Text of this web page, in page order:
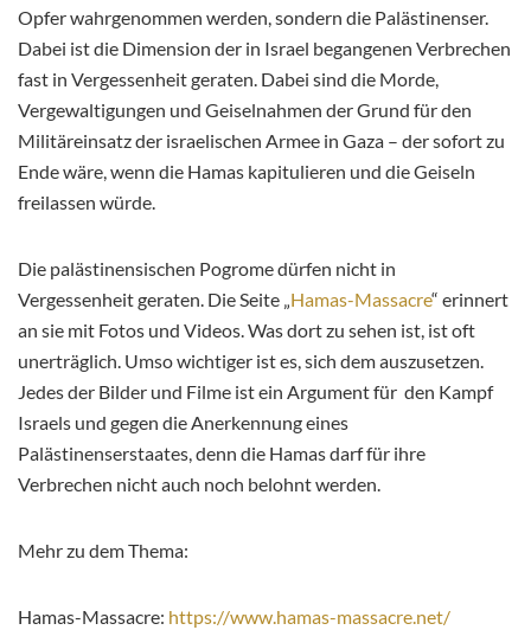
Opfer wahrgenommen werden, sondern die Palästinenser.
Dabei ist die Dimension der in Israel begangenen Verbrechen
fast in Vergessenheit geraten. Dabei sind die Morde,
Vergewaltigungen und Geiselnahmen der Grund für den
Militäreinsatz der israelischen Armee in Gaza – der sofort zu
Ende wäre, wenn die Hamas kapitulieren und die Geiseln
freilassen würde.
Die palästinensischen Pogrome dürfen nicht in
Vergessenheit geraten. Die Seite „Hamas-Massacre“ erinnert
an sie mit Fotos und Videos. Was dort zu sehen ist, ist oft
unerträglich. Umso wichtiger ist es, sich dem auszusetzen.
Jedes der Bilder und Filme ist ein Argument für den Kampf
Israels und gegen die Anerkennung eines
Palästinenserstaates, denn die Hamas darf für ihre
Verbrechen nicht auch noch belohnt werden.
Mehr zu dem Thema:
Hamas-Massacre: https://www.hamas-massacre.net/